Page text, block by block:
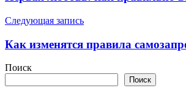
записям
Следующая запись
Как изменятся правила
Поиск
Поиск